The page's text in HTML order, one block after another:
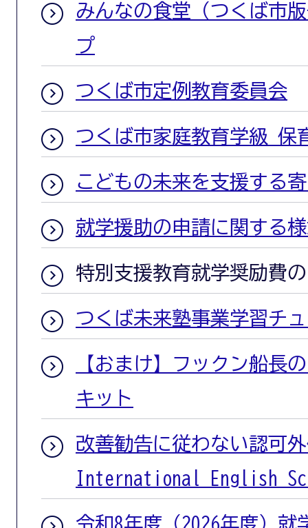
みんなの食堂（つくば市
プ
つくば市定例教育委員会
つくば市家庭教育学級 保
こどもの未来を支援する
就学援助の申請に関する
特別支援教育就学奨励費
つくば未来塾事業学習チ
【おまけ】フックン船長
キット
改善勧告に従わない認可
International English
令和8年度（2026年度）就